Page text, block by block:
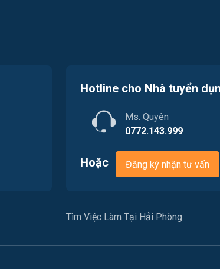
Hotline cho Nhà tuyển
Ms. Quyên
0772.143.999
Hoặc Đăng ký nhận tư vấn
Tìm Việc Làm Tại Hải Phòng